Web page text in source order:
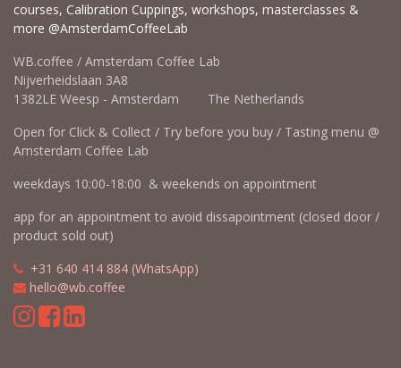
courses, Calibration Cuppings, workshops, masterclasses &
more @AmsterdamCoffeeLab
WB.coffee / Amsterdam Coffee Lab
Nijverheidslaan 3A8
1382LE Weesp - Amsterdam The Netherlands
Open for Click & Collect / Try before you buy / Tasting menu @
Amsterdam Coffee Lab
weekdays 10:00-18:00 & weekends on appointment
app for an appointment to avoid dissapointment (closed door /
product sold out)
+31 640 414 884 (WhatsApp)
hello@wb.coffee